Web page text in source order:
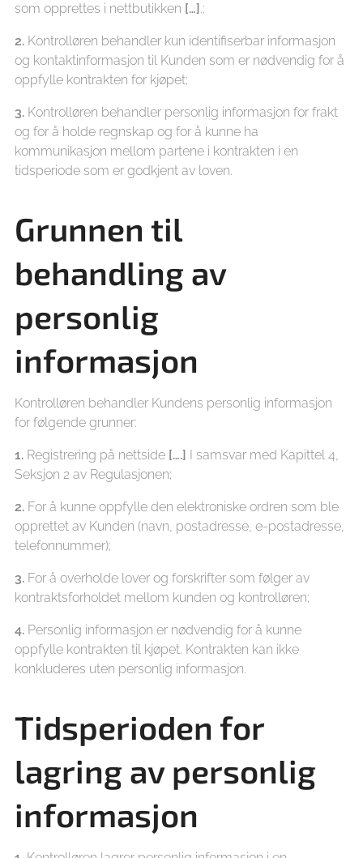
som opprettes i nettbutikken […].;
2. Kontrolløren behandler kun identifiserbar informasjon
og kontaktinformasjon til Kunden som er nødvendig for å
oppfylle kontrakten for kjøpet;
3. Kontrolløren behandler personlig informasjon for frakt
og for å holde regnskap og for å kunne ha
kommunikasjon mellom partene i kontrakten i en
tidsperiode som er godkjent av loven.
Grunnen til
behandling av
personlig
informasjon
Kontrolløren behandler Kundens personlig informasjon
for følgende grunner:
1. Registrering på nettside [….] I samsvar med Kapittel 4,
Seksjon 2 av Regulasjonen;
2. For å kunne oppfylle den elektroniske ordren som ble
opprettet av Kunden (navn, postadresse, e-postadresse,
telefonnummer);
3. For å overholde lover og forskrifter som følger av
kontraktsforholdet mellom kunden og kontrolløren;
4. Personlig informasjon er nødvendig for å kunne
oppfylle kontrakten til kjøpet. Kontrakten kan ikke
konkluderes uten personlig informasjon.
Tidsperioden for
lagring av personlig
informasjon